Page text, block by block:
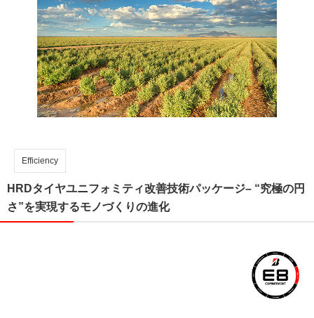
Efficiency
HRDタイヤユニフォミティ改善技術パッケージ– “究極の円
さ”を実現するモノづくりの進化